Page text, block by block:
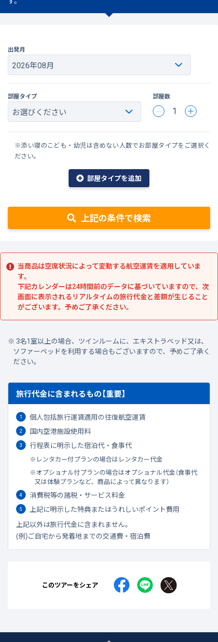
出発月
部屋タイプ 部屋数
1
※添い寝のこども・幼児は含めない人数でお部屋タイプをご選択く
ださい。
部屋タイプを追加
上記の条件で検索
当商品は空席状況によって変動する航空運賃を適用していま
す。
下記カレンダーは24時間前のデータに基づいていますので、次
画面に表示されるリアルタイムの旅行代金と差額が生じること
がございます。予めご了承ください。
3名1室以上の場合、ツインルームに、エキストラベッド又は、
ソファーベッドを利用する場合もございますので、予めご了承く
ださい。
旅行代金に含まれるもの【重要】
個人包括旅行運賃適用の往復航空運賃
国内空港施設使用料
行程表に明示した宿泊代・食事代
レンタカー付プランの場合はレンタカー代金
オプショナル付プランの場合はオプショナル代金（食事代
又は体験プランなど、商品によって異なります）
消費税等の諸税・サービス料金
上記に明示した特典またはうれしいポイント費用
上記以外は旅行代金に含まれません。
(例)ご自宅から発着地までの交通費・宿泊費
このツアーをシェア